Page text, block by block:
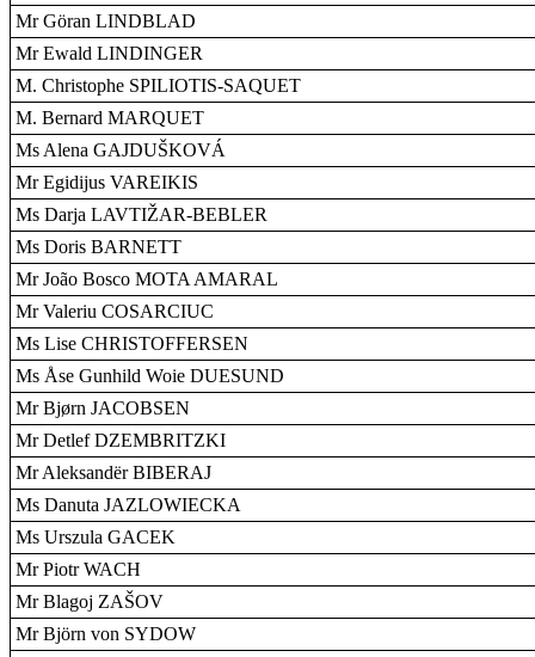
Mr Göran LINDBLAD
Mr Ewald LINDINGER
M. Christophe SPILIOTIS-SAQUET
M. Bernard MARQUET
Ms Alena GAJDUŠKOVÁ
Mr Egidijus VAREIKIS
Ms Darja LAVTIŽAR-BEBLER
Ms Doris BARNETT
Mr João Bosco MOTA AMARAL
Mr Valeriu COSARCIUC
Ms Lise CHRISTOFFERSEN
Ms Åse Gunhild Woie DUESUND
Mr Bjørn JACOBSEN
Mr Detlef DZEMBRITZKI
Mr Aleksandër BIBERAJ
Ms Danuta JAZLOWIECKA
Ms Urszula GACEK
Mr Piotr WACH
Mr Blagoj ZAŠOV
Mr Björn von SYDOW